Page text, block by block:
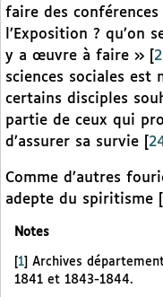
faire des
l’Exposition ?
y a œuvre à faire »
sciences sociales est
certains disciples
partie de ceux qui
d’assurer sa survie
Comme d’autres
adepte du spiritisme
Notes
1
Archives
1841 et 1843-1844.